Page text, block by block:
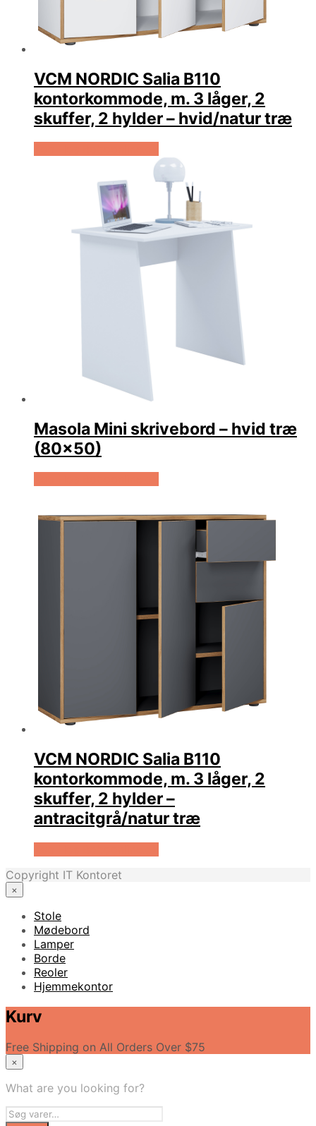
VCM NORDIC Salia B110
kontorkommode, m. 3 låger, 2
skuffer, 2 hylder – hvid/natur træ
Masola Mini skrivebord – hvid træ
(80×50)
VCM NORDIC Salia B110
kontorkommode, m. 3 låger, 2
skuffer, 2 hylder –
antracitgrå/natur træ
Copyright IT Kontoret
×
Stole
Mødebord
Lamper
Borde
Reoler
Hjemmekontor
Kurv
Free Shipping on All Orders Over $75
×
What are you looking for?